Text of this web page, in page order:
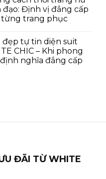
đạo: Định vị đẳng cấp
trang phục
đẹp tự tin diện suit
CHIC – Khi phong
nghĩa đẳng cấp
ĐÃI TỪ WHITE